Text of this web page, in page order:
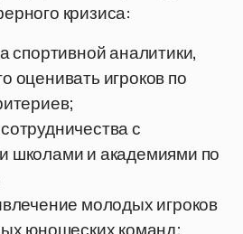
кризиса:
спортивной аналитики,
оценивать игроков по
с
школами и академиями по
молодых игроков